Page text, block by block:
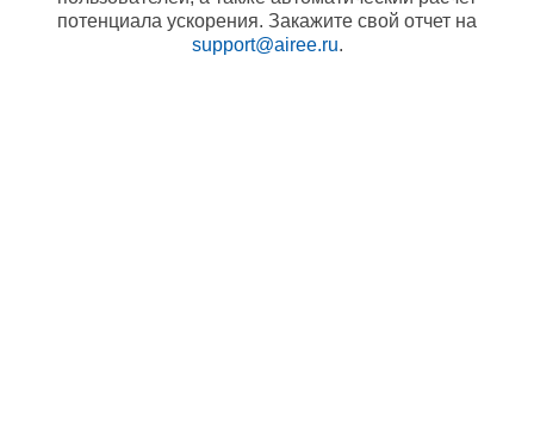
потенциала ускорения. Закажите свой отчет на
support@airee.ru.